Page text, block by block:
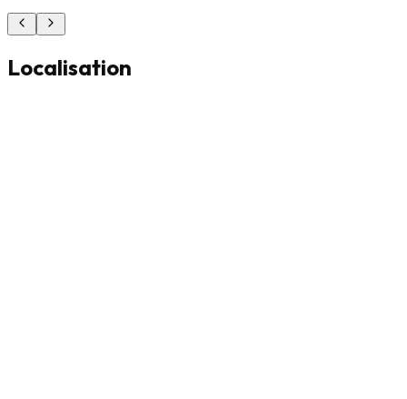
Localisation